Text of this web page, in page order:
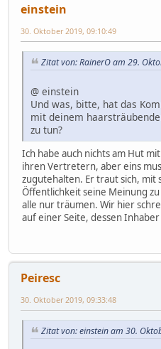
einstein
30. Oktober 2019, 09:10:49
Zitat von: RainerO am 29.
@ einstein
Und was, bitte, hat das
mit deinem
zu tun?
Ich habe auch nichts am Hut
ihren Vertretern, aber eins
zugutehalten. Er traut sich, mit
Öffentlichkeit seine Meinung
alle nur träumen. Wir hier
auf einer Seite, dessen
Peiresc
30. Oktober 2019, 09:33:48
Zitat von: einstein am 30.